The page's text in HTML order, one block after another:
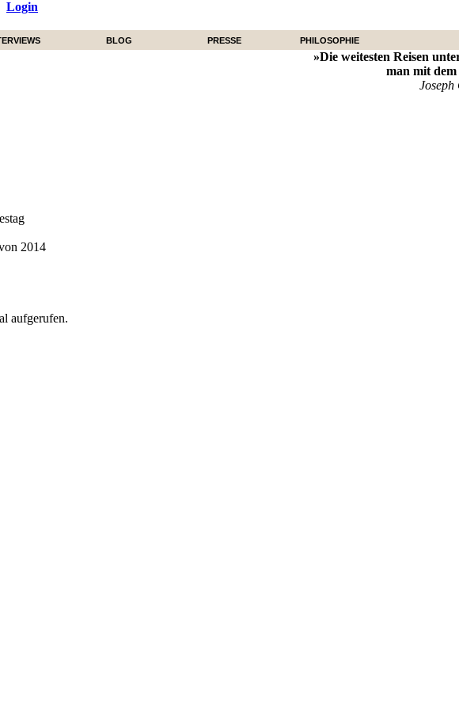
Login
BLOG PRESSE PHILOSOPHIE
»Die weitesten Reisen
man mit
Joseph
2014
aufgerufen.